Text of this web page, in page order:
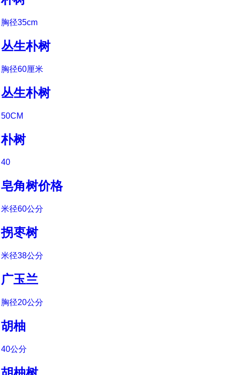
胸径35cm
丛生朴树
胸径60厘米
丛生朴树
50CM
朴树
40
皂角树价格
米径60公分
拐枣树
米径38公分
广玉兰
胸径20公分
胡柚
40公分